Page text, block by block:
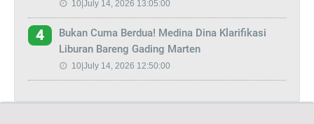
10|July 14, 2026 13:05:00
4
Bukan Cuma Berdua! Medina Dina Klarifikasi
Liburan Bareng Gading Marten
10|July 14, 2026 12:50:00